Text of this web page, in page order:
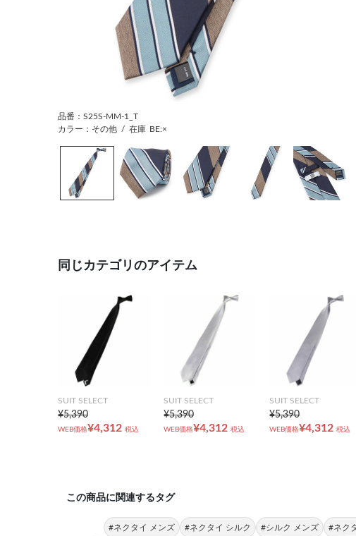
品番：S25S-MM-1_T
カラー：その他 / 在庫 BE:×
同じカテゴリのアイテム
SUIT SELECT
¥5,390
WEB価格¥4,312 税込
SUIT SELECT
¥5,390
WEB価格¥4,312 税込
SUIT SELECT
¥5,390
WEB価格¥4,312 税込
この商品に関連するタグ
#ネクタイ メンズ #ネクタイ シルク #シルク メンズ #ネク